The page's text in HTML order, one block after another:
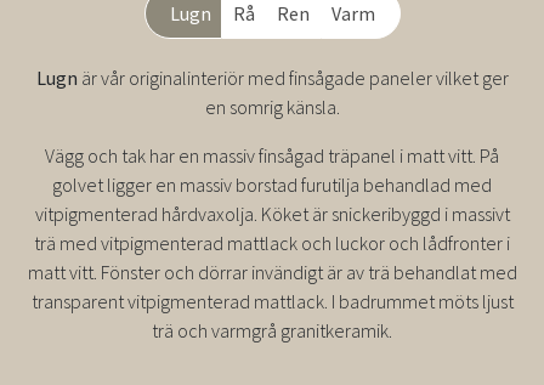
Lugn Rå Ren Varm
Lugn är vår originalinteriör med finsågade paneler vilket ger
en somrig känsla.
Vägg och tak har en massiv finsågad träpanel i matt vitt. På
golvet ligger en massiv borstad furutilja behandlad med
vitpigmenterad hårdvaxolja. Köket är snickeribyggd i massivt
trä med vitpigmenterad mattlack och luckor och lådfronter i
matt vitt. Fönster och dörrar invändigt är av trä behandlat med
transparent vitpigmenterad mattlack. I badrummet möts ljust
trä och varmgrå granitkeramik.